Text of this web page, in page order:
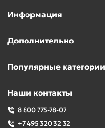
Информация
Дополнительно
Популярные категории
Наши контакты
8 800 775-78-07
+7 495 320 32 32